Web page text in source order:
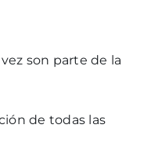
son parte de la
de todas las